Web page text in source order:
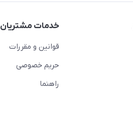
خدمات مشتریان
قوانین و مقررات
حریم خصوصی
راهنما